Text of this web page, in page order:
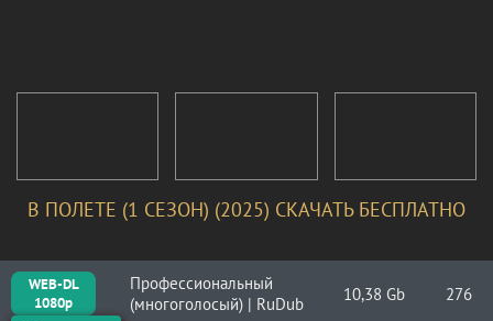
В ПОЛЕТЕ (1 СЕЗОН) (2025) СКАЧАТЬ БЕСПЛАТНО
WEB-DL
1080p
Профессиональный
(многоголосый) | RuDub
10,38 Gb 276